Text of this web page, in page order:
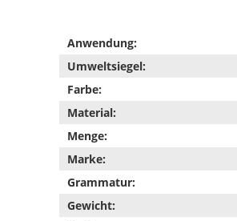
Anwendung:
Umweltsiegel:
Farbe:
Material:
Menge:
Marke:
Grammatur:
Gewicht: